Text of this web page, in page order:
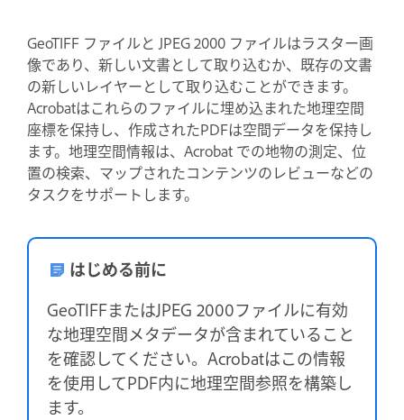
GeoTIFF ファイルと JPEG 2000 ファイルはラスター画
像であり、新しい文書として取り込むか、既存の文書
の新しいレイヤーとして取り込むことができます。
Acrobatはこれらのファイルに埋め込まれた地理空間
座標を保持し、作成されたPDFは空間データを保持し
ます。地理空間情報は、Acrobat での地物の測定、位
置の検索、マップされたコンテンツのレビューなどの
タスクをサポートします。
はじめる前に
GeoTIFFまたはJPEG 2000ファイルに有効
な地理空間メタデータが含まれていること
を確認してください。Acrobatはこの情報
を使用してPDF内に地理空間参照を構築し
ます。